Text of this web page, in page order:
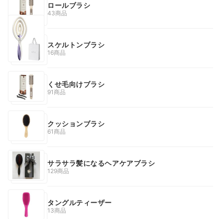
ロールブラシ
43商品
スケルトンブラシ
16商品
くせ毛向けブラシ
91商品
クッションブラシ
61商品
サラサラ髪になるヘアケアブラシ
129商品
タングルティーザー
13商品